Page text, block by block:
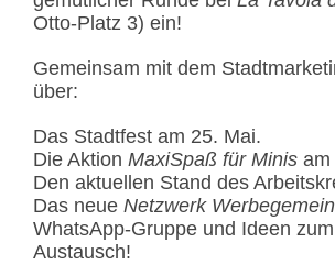
Otto-Platz 3) ein!
Gemeinsam mit dem
über:
Das Stadtfest am 25. Mai.
Die Aktion MaxiSpaß für Minis am
Den aktuellen Stand des
Das neue Netzwerk
WhatsApp-Gruppe und Ideen
Austausch!